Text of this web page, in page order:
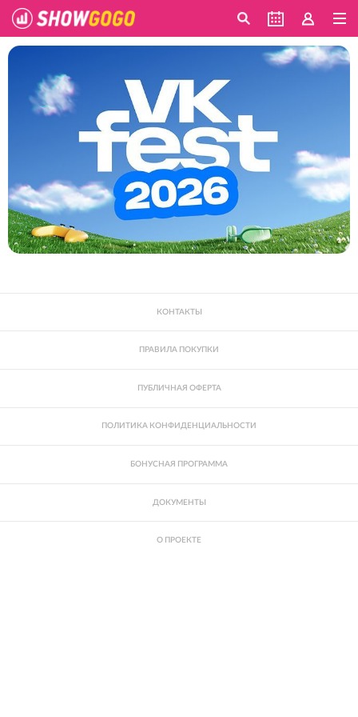
КОНТАКТЫ
ПРАВИЛА ПОКУПКИ
ПУБЛИЧНАЯ ОФЕРТА
ПОЛИТИКА КОНФИДЕНЦИАЛЬНОСТИ
БОНУСНАЯ ПРОГРАММА
ДОКУМЕНТЫ
О ПРОЕКТЕ